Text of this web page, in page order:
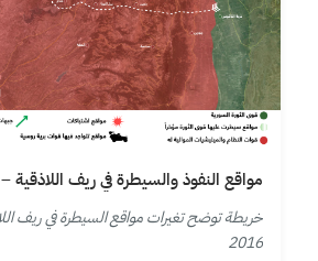
مواقع النفوذ والسيطرة في ريف اللاذقية – 29 حزيران 2016
2016